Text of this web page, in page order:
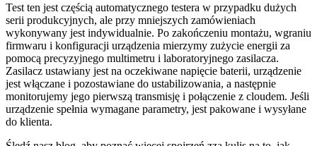
Test ten jest częścią automatycznego testera w przypadku dużych
serii produkcyjnych, ale przy mniejszych zamówieniach
wykonywany jest indywidualnie. Po zakończeniu montażu, wgraniu
firmwaru i konfiguracji urządzenia mierzymy zużycie energii za
pomocą precyzyjnego multimetru i laboratoryjnego zasilacza.
Zasilacz ustawiany jest na oczekiwane napięcie baterii, urządzenie
jest włączane i pozostawiane do ustabilizowania, a następnie
monitorujemy jego pierwszą transmisję i połączenie z cloudem. Jeśli
urządzenie spełnia wymagane parametry, jest pakowane i wysyłane
do klienta.